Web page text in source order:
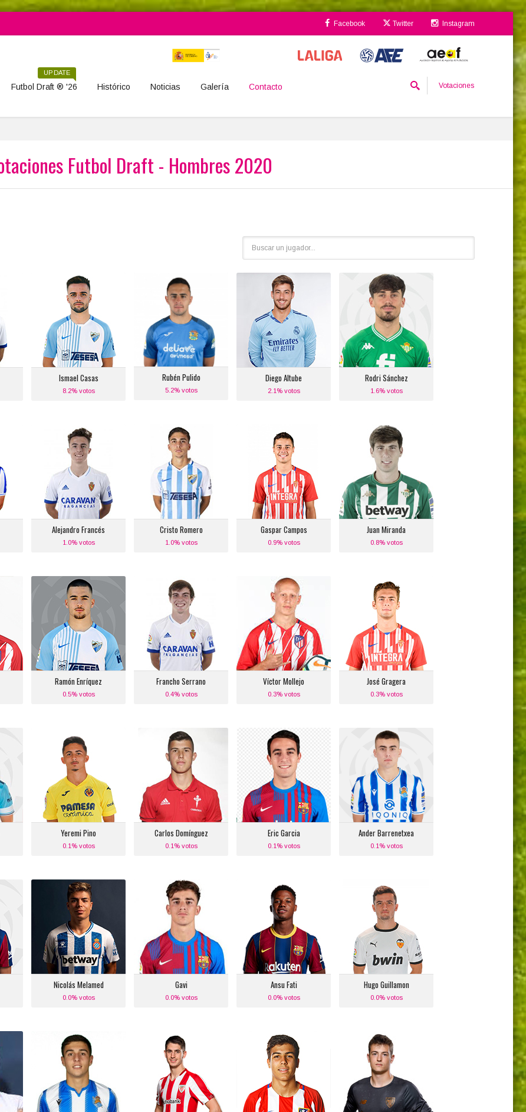
Facebook Twitter Instagram
Votaciones
Futbol Draft ® '26
UPDATE
Histórico Noticias Galería Contacto
Futbol Draft - Hombres 2020
Ismael Casas
8.2% votos
Ismael Casas
Posición:
Defensa Lateral Derecho
Equipo actual:
Málaga C.F.
Rubén Pulido
5.2% votos
Rubén Pulido
Posición:
Defensa Central Derecho
Equipo actual:
Fuenlabrada
Diego Altube
2.1% votos
Diego Altube
Posición:
Portero
Equipo actual:
Real Madrid
Rodri Sánchez
1.6% votos
Rodri Sánchez
Posición:
Media Punta
Equipo actual:
Real Betis Balompié
Alejandro Francés
1.0% votos
Alejandro Francés
Posición:
Defensa Central Derecho
Equipo actual:
Real Zaragoza
Cristo Romero
1.0% votos
Cristo Romero
Posición:
Defensa Lateral
Izquierdo
Equipo actual:
Málaga C.F.
Gaspar Campos
0.9% votos
Gaspar Campos
Posición:
Banda Izquierda
Equipo actual:
Sporting de Gijón
Juan Miranda
0.8% votos
Juan Miranda
Posición:
Defensa Lateral
Izquierdo
Equipo actual:
Real Betis Balompié
Ramón Enríquez
0.5% votos
Ramón Enríquez
Posición:
Medio Centro Derecho
Equipo actual:
Málaga C.F.
Francho Serrano
0.4% votos
Francho Serrano
Posición:
Medio Centro Derecho
Equipo actual:
Real Zaragoza
Víctor Mollejo
0.3% votos
Víctor Mollejo
Posición:
Banda Izquierda
Equipo actual:
Atlético de Madrid
José Gragera
0.3% votos
José Gragera
Posición:
Medio Centro Izquierdo
Equipo actual:
Sporting de Gijón
Yeremi Pino
0.1% votos
Yeremi Pino
Posición:
Banda Derecha
Equipo actual:
Villarreal C.F.
Carlos Domínguez
0.1% votos
Carlos Domínguez
Posición:
Defensa Central
Izquierdo
Equipo actual:
Celta de Vigo
Eric Garcia
0.1% votos
Eric Garcia
Posición:
Defensa Central
Izquierdo
Equipo actual:
Manchester City F.C.
Ander Barrenetxea
0.1% votos
Ander Barrenetxea
Posición:
Banda Derecha
Equipo actual:
Real Sociedad
Nicolás Melamed
0.0% votos
Nicolás Melamed
Posición:
Media Punta
Equipo actual:
R.C.D. Espanyol
Gavi
0.0% votos
Gavi
Posición:
Medio Centro Izquierdo
Equipo actual:
F.C. Barcelona
Ansu Fati
0.0% votos
Ansu Fati
Posición:
Media Punta
Equipo actual:
F.C. Barcelona
Hugo Guillamon
0.0% votos
Hugo Guillamon
Posición:
Defensa Central Derecho
Equipo actual:
Valencia C.F.
Jon Karrikaburu
Posición:
Delantero Centro
Equipo actual:
Real Sociedad
Oihan Sancet
Posición:
Medio Centro Izquierdo
Equipo actual:
Athletic de Bilbao
Manu Sánchez
Posición:
Defensa Lateral
Izquierdo
Equipo actual:
Julen Agirrezabala
Posición:
Portero
Equipo actual:
Athletic de Bilbao